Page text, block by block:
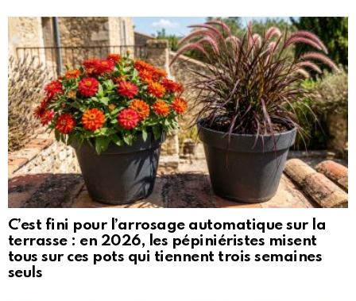
C’est fini pour l’arrosage automatique sur la
terrasse : en 2026, les pépiniéristes misent
tous sur ces pots qui tiennent trois semaines
seuls